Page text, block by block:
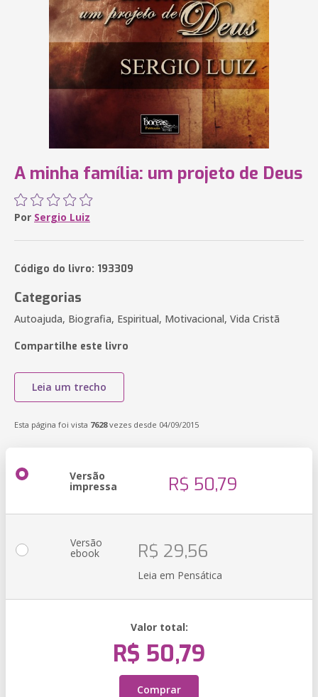
A minha família: um projeto de Deus
Por Sergio Luiz
Código do livro: 193309
Categorias
Autoajuda, Biografia, Espiritual, Motivacional, Vida Cristã
Compartilhe este livro
Leia um trecho
Esta página foi vista 7628vezes desde 04/09/2015
Versão
impressa R$ 50,79
Versão
ebook R$ 29,56
Leia em Pensática
Valor total:
R$ 50,79
Comprar